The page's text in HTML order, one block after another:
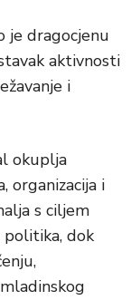
je dragocjenu
aktivnosti
i
okuplja
organizacija i
s ciljem
politika, dok